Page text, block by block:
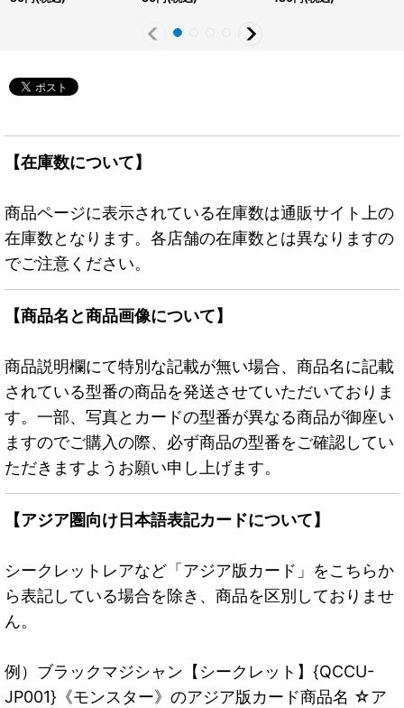
【在庫数について】
商品ページに表示されている在庫数は通販サイト上の
在庫数となります。各店舗の在庫数とは異なりますの
でご注意ください。
【商品名と商品画像について】
商品説明欄にて特別な記載が無い場合、商品名に記載
されている型番の商品を発送させていただいておりま
す。一部、写真とカードの型番が異なる商品が御座い
ますのでご購入の際、必ず商品の型番をご確認してい
ただきますようお願い申し上げます。
【アジア圏向け日本語表記カードについて】
シークレットレアなど「アジア版カード」をこちらか
ら表記している場合を除き、商品を区別しておりませ
ん。
例）ブラックマジシャン【シークレット】{QCCU-
JP001}《モンスター》のアジア版カード商品名 ☆ア